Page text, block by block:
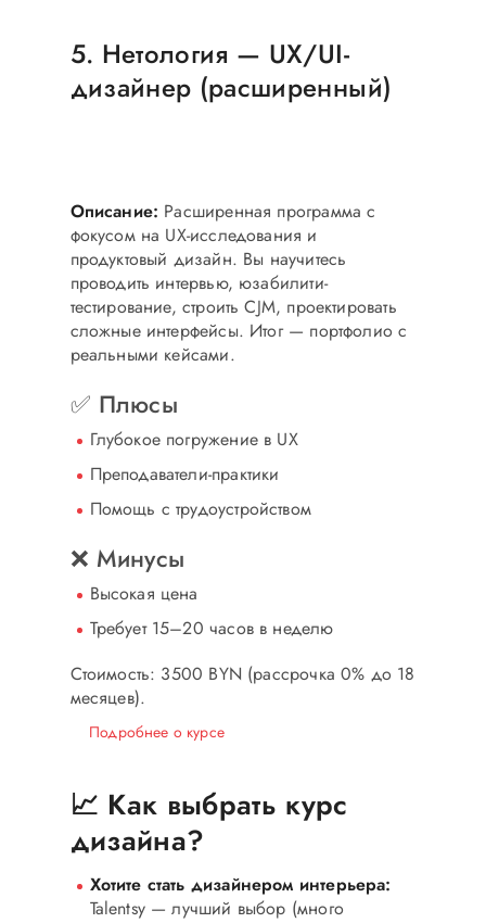
5. Нетология — UX/UI-
дизайнер (расширенный)
Описание: Расширенная программа с
фокусом на UX-исследования и
продуктовый дизайн. Вы научитесь
проводить интервью, юзабилити-
тестирование, строить CJM, проектировать
сложные интерфейсы. Итог — портфолио с
реальными кейсами.
✅ Плюсы
Глубокое погружение в UX
Преподаватели-практики
Помощь с трудоустройством
❌ Минусы
Высокая цена
Требует 15–20 часов в неделю
Стоимость: 3500 BYN (рассрочка 0% до 18
месяцев).
Подробнее о курсе
📈 Как выбрать курс
дизайна?
Хотите стать дизайнером интерьера:
Talentsy — лучший выбор (много